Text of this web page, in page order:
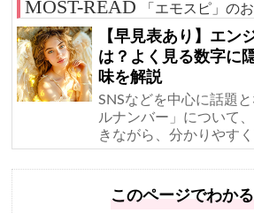
「エモスピ」の
【早見表あり】エン
は？よく見る数字に
味を解説
SNSなどを中心に話題
ルナンバー」について
きながら、分かりやすく
このページでわか